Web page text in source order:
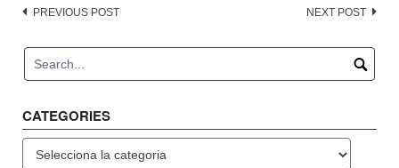
Post
PREVIOUS POST NEXT POST
CATEGORIES